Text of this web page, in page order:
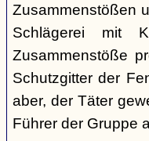
Zusammenstößen
Schlägerei mit
Zusammenstöße
Schutzgitter der
aber, der Täter
Führer der Gruppe